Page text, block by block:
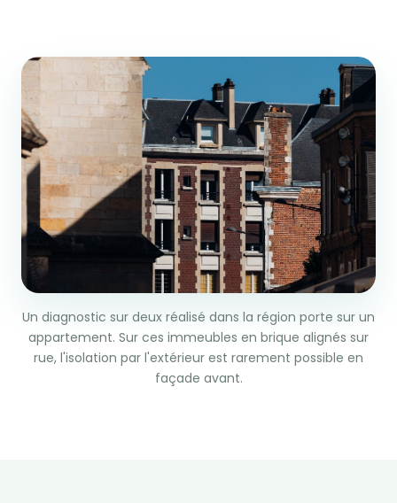
Un diagnostic sur deux réalisé dans la région porte sur un
appartement. Sur ces immeubles en brique alignés sur
rue, l'isolation par l'extérieur est rarement possible en
façade avant.